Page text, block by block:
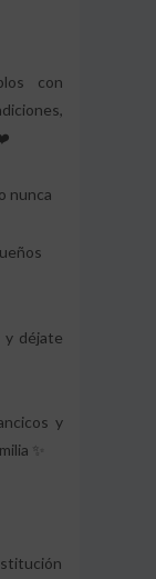
con
nunca
y déjate
y
✨